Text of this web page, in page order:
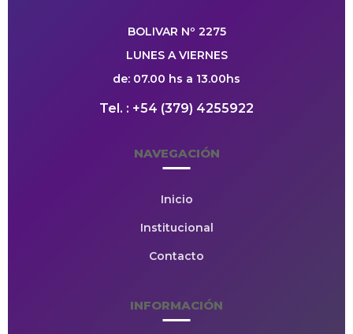
BOLIVAR Nº 2275
LUNES A VIERNES
de: 07.00 hs a 13.00hs
Tel. : +54 (379) 4255922
NAVEGACIÓN
Inicio
Institucional
Contacto
INFORMACIÓN